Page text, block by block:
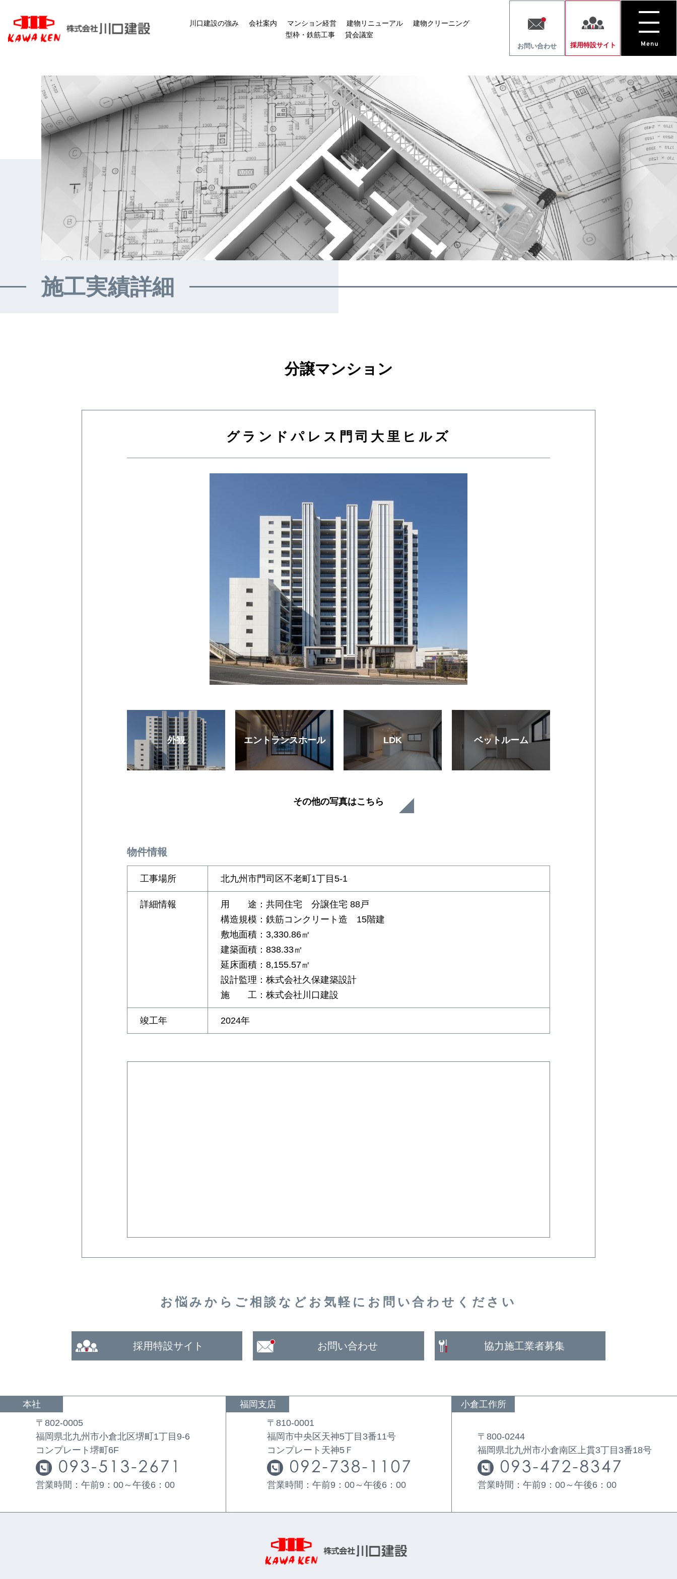
川口建設の強み 会社案内 マンション経営 建物リニューアル
建物クリーニング
型枠・鉄筋工事
貸会議室
お問い合わせ 採用特設サイト
施工実績詳細
分譲マンション
グランドパレス門司大里ヒルズ
外観 エントランスホール LDK ベットルーム
その他の写真はこちら
物件情報
工事場所 北九州市門司区不老町1丁目5-1
詳細情報
用 途：共同住宅 分譲住宅 88戸
構造規模：鉄筋コンクリート造 15階建
敷地面積：3,330.86㎡
建築面積：838.33㎡
延床面積：8,155.57㎡
設計監理：株式会社久保建築設計
施 工：株式会社川口建設
竣工年 2024年
お悩みからご相談など お気軽に お問い合わせください
採用特設サイト お問い合わせ 協力施工業者募集
本社
〒802-0005
福岡県北九州市小倉北区堺町1丁目9-6
コンプレート堺町6F
営業時間：午前9：00～午後6：00
福岡支店
〒810-0001
福岡市中央区天神5丁目3番11号
コンプレート天神5Ｆ
営業時間：午前9：00～午後6：00
小倉工作所
〒800-0244
福岡県北九州市小倉南区上貫3丁目3番18号
営業時間：午前9：00～午後6：00